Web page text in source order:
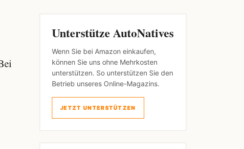
Unterstütze AutoNatives
Wenn Sie bei Amazon einkaufen,
können Sie uns ohne Mehrkosten
unterstützen. So unterstützen Sie den
Betrieb unseres Online-Magazins.
JETZT UNTERSTÜTZEN